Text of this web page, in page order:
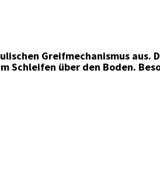
Greifmechanismus aus.
Schleifen über den Boden.